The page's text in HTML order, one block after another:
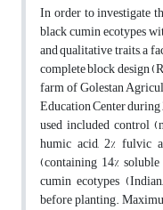
In order to investigate
black cumin ecotypes
and qualitative traits, a
complete block design
farm of Golestan
Education Center
used included control
humic acid, 2% fulvic
(containing 14%
cumin ecotypes
before planting.